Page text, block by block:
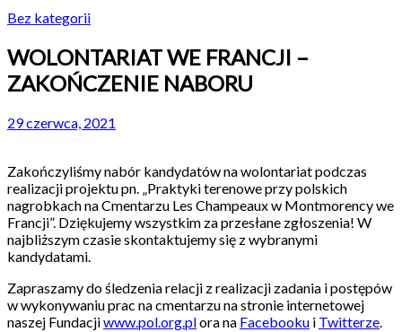
Bez kategorii
WOLONTARIAT WE FRANCJI –
ZAKOŃCZENIE NABORU
29 czerwca, 2021
Zakończyliśmy nabór kandydatów na wolontariat podczas
realizacji projektu pn. „Praktyki terenowe przy polskich
nagrobkach na Cmentarzu Les Champeaux w Montmorency we
Francji”. Dziękujemy wszystkim za przesłane zgłoszenia! W
najbliższym czasie skontaktujemy się z wybranymi
kandydatami.
Zapraszamy do śledzenia relacji z realizacji zadania i postępów
w wykonywaniu prac na cmentarzu na stronie internetowej
naszej Fundacjiwww.pol.org.plora na Facebooku i Twitterze.